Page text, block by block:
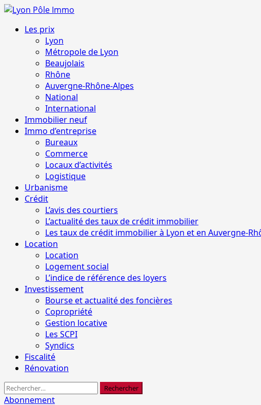
Aller
contenu
Menu
principal
Les prix
Lyon
Métropole de Lyon
Beaujolais
Rhône
Auvergne-Rhône-Alpes
National
International
Immobilier neuf
Immo d’entreprise
Bureaux
Commerce
Locaux d’activités
Logistique
Urbanisme
Crédit
L’avis des courtiers
L’actualité des taux de crédit immobilier
Les taux de crédit immobilier à Lyon et en Auvergne-
Location
Location
Logement social
L’indice de référence des loyers
Investissement
Bourse et actualité des foncières
Copropriété
Gestion locative
Les SCPI
Syndics
Fiscalité
Rénovation
Rechercher :
Abonnement